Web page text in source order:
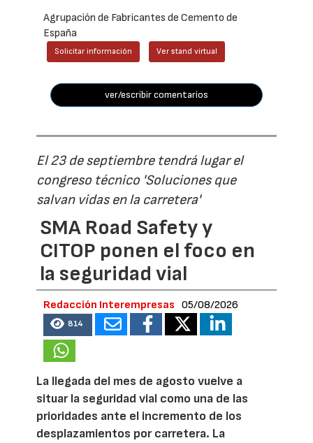
Agrupación de Fabricantes de Cemento de
España
Solicitar información Ver stand virtual
ver/escribir comentarios
El 23 de septiembre tendrá lugar el
congreso técnico 'Soluciones que
salvan vidas en la carretera'
SMA Road Safety y
CITOP ponen el foco en
la seguridad vial
Redacción Interempresas 05/08/2026
814
La llegada del mes de agosto vuelve a
situar la seguridad vial como una de las
prioridades ante el incremento de los
desplazamientos por carretera. La